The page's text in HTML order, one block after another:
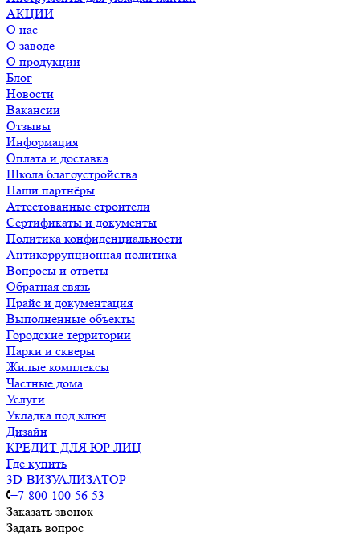
АКЦИИ
О нас
О заводе
О продукции
Блог
Новости
Вакансии
Отзывы
Информация
Оплата и доставка
Школа благоустройства
Наши партнёры
Аттестованные строители
Сертификаты и документы
Политика конфиденциальности
Антикоррупционная политика
Вопросы и ответы
Обратная связь
Прайс и документация
Выполненные объекты
Городские территории
Парки и скверы
Жилые комплексы
Частные дома
Услуги
Укладка под ключ
Дизайн
КРЕДИТ ДЛЯ ЮР ЛИЦ
Где купить
3D-ВИЗУАЛИЗАТОР
+7-800-100-56-53
Заказать звонок
Задать вопрос